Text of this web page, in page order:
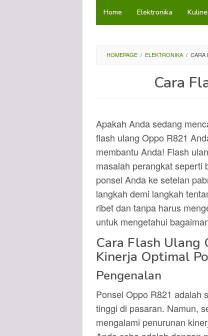
LoncatHome Elektronika
HOMEPAGE / ELEKTRONIKA / CARA
Cara
Apakah Anda sedang
flash ulang Oppo R821
membantu Anda! Flash
masalah perangkat seperti
ponsel Anda ke setelan
langkah demi langkah
ribet dan tanpa harus
untuk mengetahui
Cara Flash Ulang
Kinerja Optimal
Pengenalan
Ponsel Oppo R821 adalah
tinggi di pasaran. Namun,
mengalami penurunan